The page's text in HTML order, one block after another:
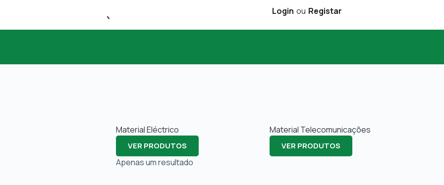
Login ou Registar
Material Eléctrico
VER PRODUTOS
Material Telecomunicações
VER PRODUTOS
Apenas um resultado